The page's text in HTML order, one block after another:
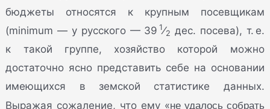
бюджеты относятся к крупным посевщикам
(minimum — у русского — 39 1⁄2 дес. посева), т. е.
к такой группе, хозяйство которой можно
достаточно ясно представить себе на основании
имеющихся в земской статистике данных.
Выражая сожаление, что ему «не удалось собрать